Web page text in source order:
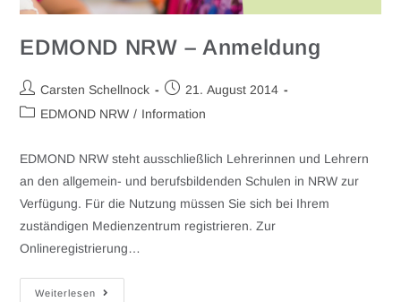
EDMOND NRW – Anmeldung
Carsten Schellnock
21. August 2014
EDMOND NRW / Information
EDMOND NRW steht ausschließlich Lehrerinnen und Lehrern
an den allgemein- und berufsbildenden Schulen in NRW zur
Verfügung. Für die Nutzung müssen Sie sich bei Ihrem
zuständigen Medienzentrum registrieren. Zur
Onlineregistrierung…
Weiterlesen